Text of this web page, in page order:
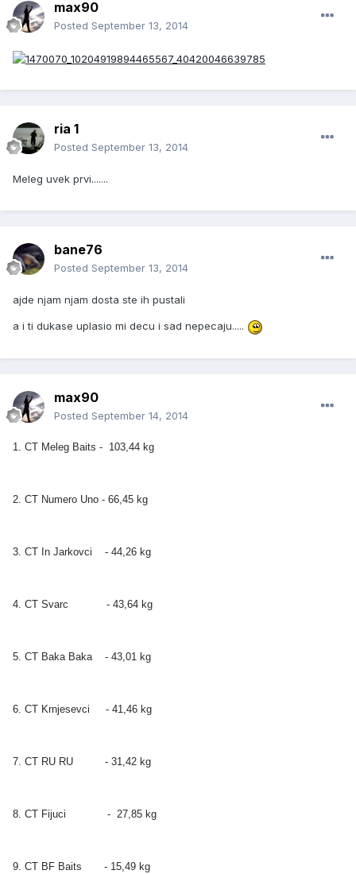
max90
Posted September 13, 2014
ria 1
Posted September 13, 2014
Meleg uvek prvi.......
bane76
Posted September 13, 2014
ajde njam njam dosta ste ih pustali
a i ti dukase uplasio mi decu i sad nepecaju.....
max90
Posted September 14, 2014
1. CT Meleg Baits - 103,44 kg
2. CT Numero Uno - 66,45 kg
3. CT In Jarkovci - 44,26 kg
4. CT Svarc - 43,64 kg
5. CT Baka Baka - 43,01 kg
6. CT Krnjesevci - 41,46 kg
7. CT RU RU - 31,42 kg
8. CT Fijuci - 27,85 kg
9. CT BF Baits - 15,49 kg